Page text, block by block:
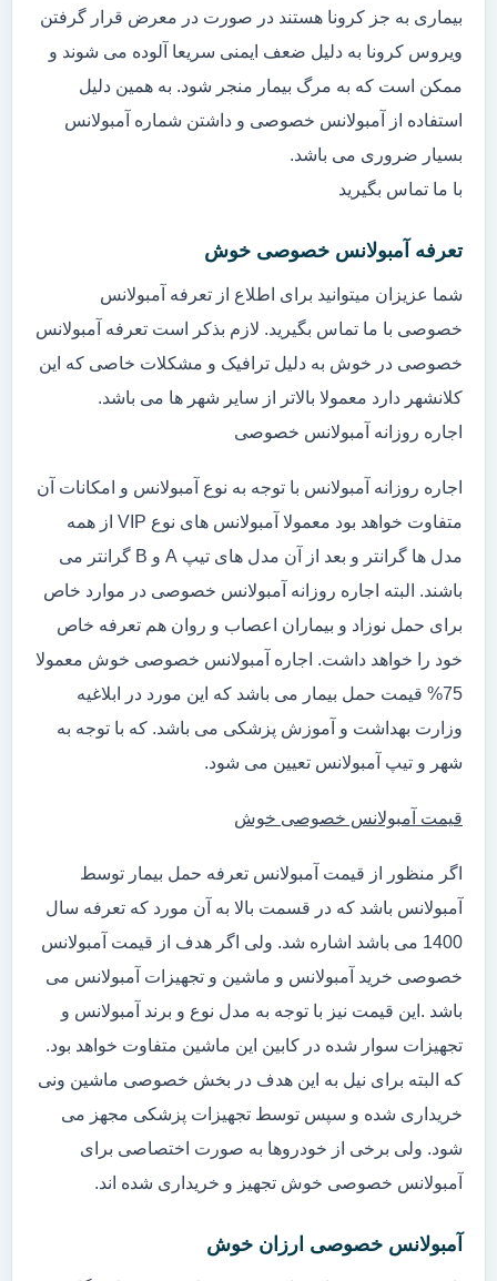
بیماری به جز کرونا هستند در صورت در معرض قرار گرفتن
ویروس کرونا به دلیل ضعف ایمنی سریعا آلوده می شوند و
ممکن است که به مرگ بیمار منجر شود. به همین دلیل
استفاده از آمبولانس خصوصی و داشتن شماره آمبولانس
بسیار ضروری می باشد.
با ما تماس بگیرید
تعرفه آمبولانس خصوصی خوش
شما عزیزان میتوانید برای اطلاع از تعرفه آمبولانس
خصوصی با ما تماس بگیرید. لازم بذکر است تعرفه آمبولانس
خصوصی در خوش به دلیل ترافیک و مشکلات خاصی که این
کلانشهر دارد معمولا بالاتر از سایر شهر ها می باشد.
اجاره روزانه آمبولانس خصوصی
اجاره روزانه آمبولانس با توجه به نوع آمبولانس و امکانات آن
متفاوت خواهد بود معمولا آمبولانس های نوع VIP از همه
مدل ها گرانتر و بعد از آن مدل های تیپ A و B گرانتر می
باشند. البته اجاره روزانه آمبولانس خصوصی در موارد خاص
برای حمل نوزاد و بیماران اعصاب و روان هم تعرفه خاص
خود را خواهد داشت. اجاره آمبولانس خصوصی خوش معمولا
75% قیمت حمل بیمار می باشد که این مورد در ابلاغیه
وزارت بهداشت و آموزش پزشکی می باشد. که با توجه به
شهر و تیپ آمبولانس تعیین می شود.
قیمت آمبولانس خصوصی خوش
اگر منظور از قیمت آمبولانس تعرفه حمل بیمار توسط
آمبولانس باشد که در قسمت بالا به آن مورد که تعرفه سال
1400 می باشد اشاره شد. ولی اگر هدف از قیمت آمبولانس
خصوصی خرید آمبولانس و ماشین و تجهیزات آمبولانس می
باشد .این قیمت نیز با توجه به مدل نوع و برند آمبولانس و
تجهیزات سوار شده در کابین این ماشین متفاوت خواهد بود.
که البته برای نیل به این هدف در بخش خصوصی ماشین ونی
خریداری شده و سپس توسط تجهیزات پزشکی مجهز می
شود. ولی برخی از خودروها به صورت اختصاصی برای
آمبولانس خصوصی خوش تجهیز و خریداری شده اند.
آمبولانس خصوصی ارزان خوش